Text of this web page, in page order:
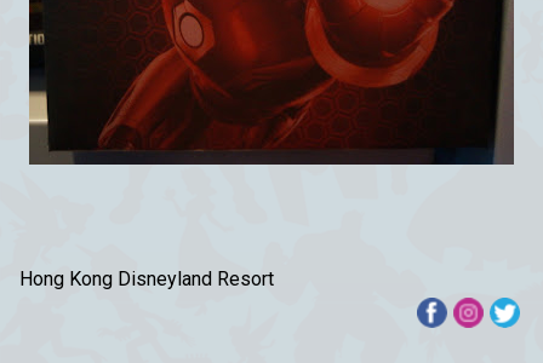
Hong Kong Disneyland Resort